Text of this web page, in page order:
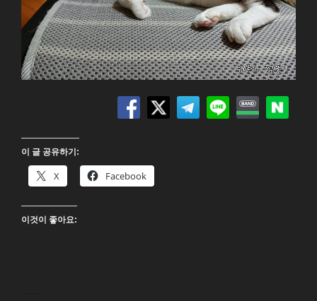
이 글 공유하기:
X Facebook
이것이 좋아요: